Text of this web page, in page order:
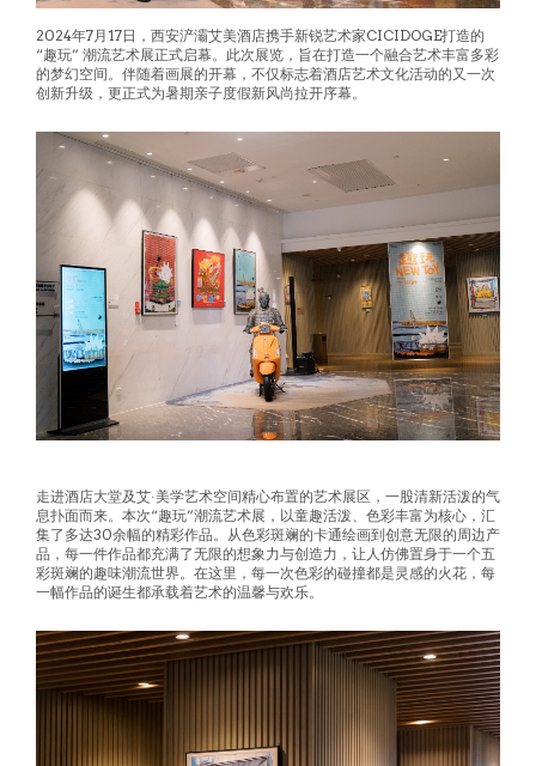
2024年7月17日，西安浐灞艾美酒店携手新锐艺术家CICIDOGE打造的
“趣玩” 潮流艺术展正式启幕。此次展览，旨在打造一个融合艺术丰富多彩
的梦幻空间。伴随着画展的开幕，不仅标志着酒店艺术文化活动的又一次
创新升级，更正式为暑期亲子度假新风尚拉开序幕。
走进酒店大堂及艾·美学艺术空间精心布置的艺术展区，一股清新活泼的气
息扑面而来。本次“趣玩”潮流艺术展，以童趣活泼、色彩丰富为核心，汇
集了多达30余幅的精彩作品。从色彩斑斓的卡通绘画到创意无限的周边产
品，每一件作品都充满了无限的想象力与创造力，让人仿佛置身于一个五
彩斑斓的趣味潮流世界。在这里，每一次色彩的碰撞都是灵感的火花，每
一幅作品的诞生都承载着艺术的温馨与欢乐。